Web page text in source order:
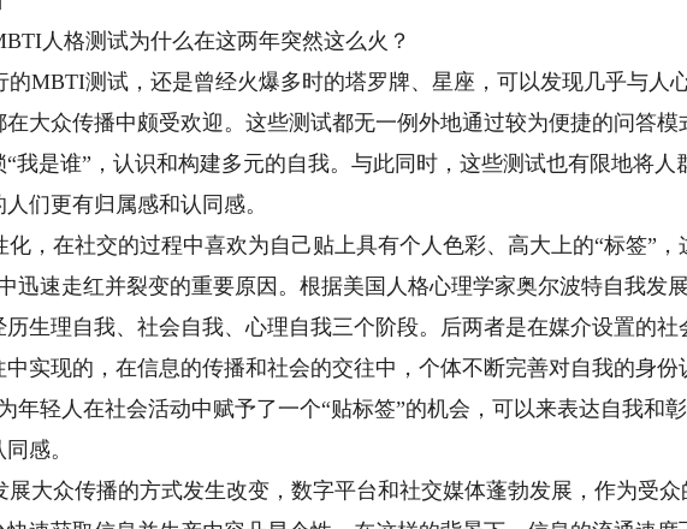
人格测试为什么在这两年突然这么火？
MBTI测试，还是曾经火爆多时的塔罗牌、星座，可以发现几乎与人
大众传播中颇受欢迎。这些测试都无一例外地通过较为便捷的问答模
我是谁”，认识和构建多元的自我。与此同时，这些测试也有限地将人
们更有归属感和认同感。
，在社交的过程中喜欢为自己贴上具有个人色彩、高大上的“标签”，
迅速走红并裂变的重要原因。根据美国人格心理学家奥尔波特自我发
生理自我、社会自我、心理自我三个阶段。后两者是在媒介设置的社
实现的，在信息的传播和社会的交往中，个体不断完善对自我的身份
年轻人在社会活动中赋予了一个“贴标签”的机会，可以来表达自我和
感。
大众传播的方式发生改变，数字平台和社交媒体蓬勃发展，作为受众